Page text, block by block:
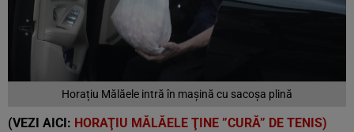
Horațiu Mălăele intră în mașină cu sacoșa plină
(VEZI AICI: HORAŢIU MĂLĂELE ŢINE ”CURĂ” DE TENIS)